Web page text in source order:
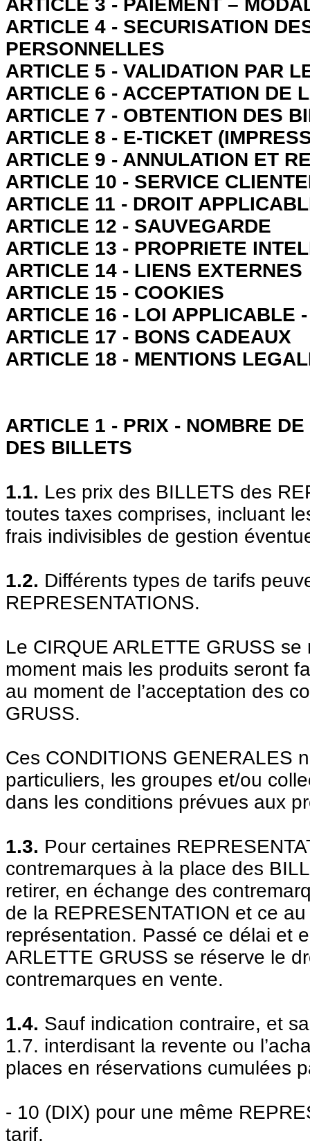
ARTICLE 3 - PAIEMENT –
ARTICLE 4 - SECURISATION
PERSONNELLES
ARTICLE 5 - VALIDATION PAR
ARTICLE 6 - ACCEPTATION DE
ARTICLE 7 - OBTENTION DES
ARTICLE 8 - E-TICKET
ARTICLE 9 - ANNULATION ET
ARTICLE 10 - SERVICE
ARTICLE 11 - DROIT
ARTICLE 12 - SAUVEGARDE
ARTICLE 13 - PROPRIETE
ARTICLE 14 - LIENS EXTERNES
ARTICLE 15 - COOKIES
ARTICLE 16 - LOI APPLICABLE
ARTICLE 17 - BONS CADEAUX
ARTICLE 18 - MENTIONS
ARTICLE 1 - PRIX - NOMBRE
DES BILLETS
1.1. Les prix des BILLETS des
toutes taxes comprises, incluant
frais indivisibles de gestion
1.2. Différents types de tarifs
REPRESENTATIONS.
Le CIRQUE ARLETTE GRUSS
moment mais les produits seront
au moment de l’acceptation des
GRUSS.
Ces CONDITIONS GENERALES
particuliers, les groupes et/ou
dans les conditions prévues aux
1.3. Pour certaines
contremarques à la place des
retirer, en échange des
de la REPRESENTATION et ce
représentation. Passé ce délai et
ARLETTE GRUSS se réserve le
contremarques en vente.
1.4. Sauf indication contraire, et
1.7. interdisant la revente ou
places en réservations cumulées
- 10 (DIX) pour une même
tarif,